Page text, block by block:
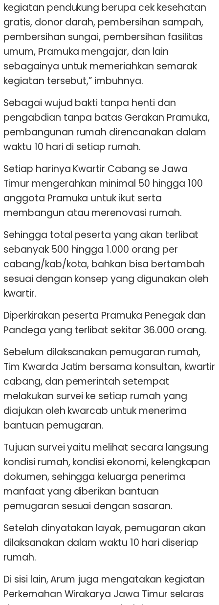
kegiatan pendukung berupa cek kesehatan
gratis, donor darah, pembersihan sampah,
pembersihan sungai, pembersihan fasilitas
umum, Pramuka mengajar, dan lain
sebagainya untuk memeriahkan semarak
kegiatan tersebut,” imbuhnya.
Sebagai wujud bakti tanpa henti dan
pengabdian tanpa batas Gerakan Pramuka,
pembangunan rumah direncanakan dalam
waktu 10 hari di setiap rumah.
Setiap harinya Kwartir Cabang se Jawa
Timur mengerahkan minimal 50 hingga 100
anggota Pramuka untuk ikut serta
membangun atau merenovasi rumah.
Sehingga total peserta yang akan terlibat
sebanyak 500 hingga 1.000 orang per
cabang/kab/kota, bahkan bisa bertambah
sesuai dengan konsep yang digunakan oleh
kwartir.
Diperkirakan peserta Pramuka Penegak dan
Pandega yang terlibat sekitar 36.000 orang.
Sebelum dilaksanakan pemugaran rumah,
Tim Kwarda Jatim bersama konsultan, kwartir
cabang, dan pemerintah setempat
melakukan survei ke setiap rumah yang
diajukan oleh kwarcab untuk menerima
bantuan pemugaran.
Tujuan survei yaitu melihat secara langsung
kondisi rumah, kondisi ekonomi, kelengkapan
dokumen, sehingga keluarga penerima
manfaat yang diberikan bantuan
pemugaran sesuai dengan sasaran.
Setelah dinyatakan layak, pemugaran akan
dilaksanakan dalam waktu 10 hari diseriap
rumah.
Di sisi lain, Arum juga mengatakan kegiatan
Perkemahan Wirakarya Jawa Timur selaras